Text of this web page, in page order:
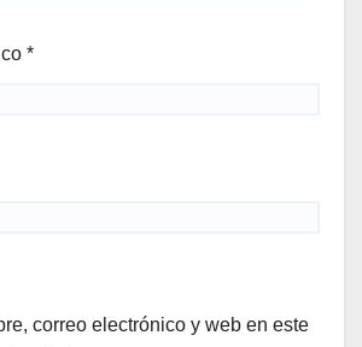
*
correo electrónico y web en este